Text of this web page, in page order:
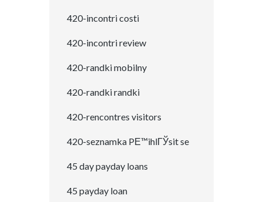
420-incontri costi
420-incontri review
420-randki mobilny
420-randki randki
420-rencontres visitors
420-seznamka PЕ™ihlГЎsit se
45 day payday loans
45 payday loan